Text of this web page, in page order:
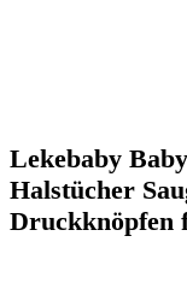
Lekebaby
Halstücher
Druckknöpfen